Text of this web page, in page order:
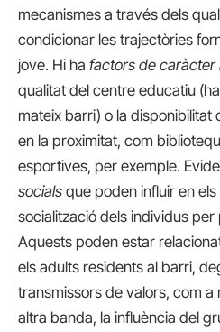
mecanismes a través dels
condicionar les trajectòries
jove. Hi ha factors de caràcter
qualitat del centre educatiu
mateix barri) o la disponibilitat
en la proximitat, com
esportives, per exemple.
socials que poden influir en
socialització dels individus
Aquests poden estar
els adults residents al barri,
transmissors de valors, com a
altra banda, la influència del